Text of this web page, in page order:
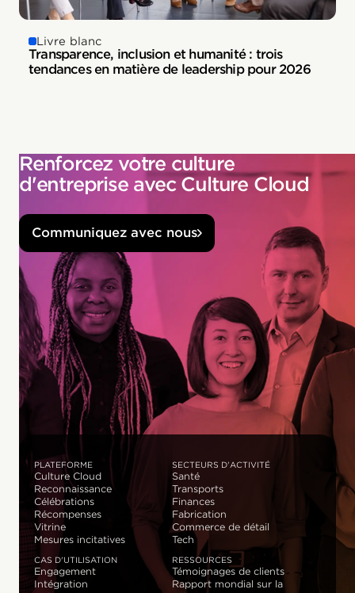
Livre blanc
Transparence, inclusion et humanité : trois
tendances en matière de leadership pour 2026
Renforcez votre culture
d'entreprise avec Culture Cloud
Communiquez avec nous
PLATEFORME
Culture Cloud
Reconnaissance
Célébrations
Récompenses
Vitrine
Mesures incitatives
SECTEURS D'ACTIVITÉ
Santé
Transports
Finances
Fabrication
Commerce de détail
Tech
CAS D'UTILISATION
Engagement
Intégration
RESSOURCES
Témoignages de clients
Rapport mondial sur la